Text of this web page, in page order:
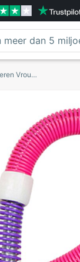
1Pc Praktische Handige Draagbare Nuttig Hoepel Voor Kinderen Vrouwen Volwassen